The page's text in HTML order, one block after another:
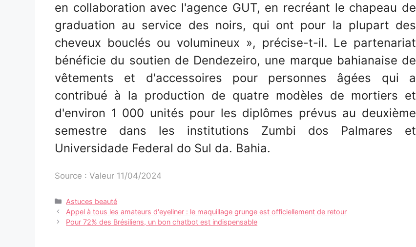
en collaboration avec l'agence GUT, en recréant le chapeau de
graduation au service des noirs, qui ont pour la plupart des
cheveux bouclés ou volumineux », précise-t-il. Le partenariat
bénéficie du soutien de Dendezeiro, une marque bahianaise de
vêtements et d'accessoires pour personnes âgées qui a
contribué à la production de quatre modèles de mortiers et
d'environ 1 000 unités pour les diplômes prévus au deuxième
semestre dans les institutions Zumbi dos Palmares et
Universidade Federal do Sul da. Bahia.
Source : Valeur 11/04/2024
Catégories
Astuces beauté
Navigation
des
Appel à tous les amateurs d'eyeliner : le maquillage grunge est officiellement de retour
Pour 72% des Brésiliens, un bon chatbot est indispensable